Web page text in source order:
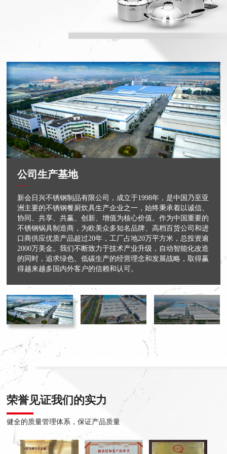
公司生产基地
新会日兴不锈钢制品有限公司，成立于1998年，是中国乃至亚
洲主要的不锈钢餐厨炊具生产企业之一，始终秉承着以诚信、
协同、共享、共赢、创新、增值为核心价值。作为中国重要的
不锈钢锅具制造商，为欧美众多知名品牌、高档百货公司和进
口商供应优质产品超过20年，工厂占地20万平方米，总投资逾
2000万美金。我们不断致力于技术产业升级，自动智能化改造
的同时，追求绿色、低碳生产的经营理念和发展战略，取得赢
得越来越多国内外客户的信赖和认可。
荣誉见证我们的实力
健全的质量管理体系，保证产品质量